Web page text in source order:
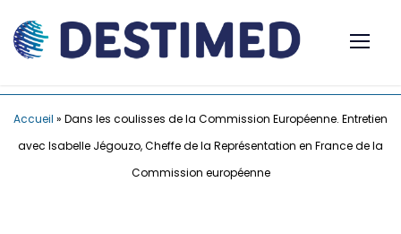
Accueil » Dans les coulisses de la Commission Européenne. Entretien
avec Isabelle Jégouzo, Cheffe de la Représentation en France de la
Commission européenne